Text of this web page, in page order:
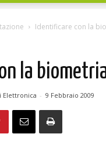
Identificare con la
la
Elettronica - 9 Febbraio 2009